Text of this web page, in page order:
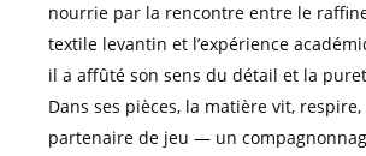
nourrie par la rencontre entre le
textile levantin et l’expérience
il a affûté son sens du détail et la
Dans ses pièces, la matière vit,
partenaire de jeu — un